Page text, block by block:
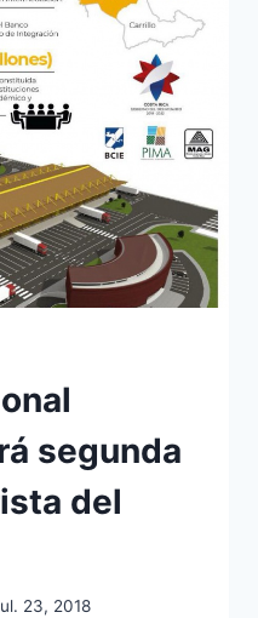
segunda
del
23, 2018